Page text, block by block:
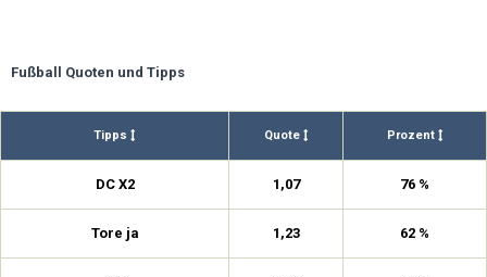
Fußball Quoten und Tipps
Tipps Quote Prozent
DC X2 1,07 76 %
Tore ja 1,23 62 %